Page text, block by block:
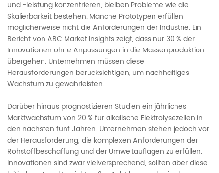
und -leistung konzentrieren, bleiben Probleme wie die
Skalierbarkeit bestehen. Manche Prototypen erfüllen
möglicherweise nicht die Anforderungen der Industrie. Ein
Bericht von ABC Market Insights zeigt, dass nur 30 % der
Innovationen ohne Anpassungen in die Massenproduktion
übergehen. Unternehmen müssen diese
Herausforderungen berücksichtigen, um nachhaltiges
Wachstum zu gewährleisten.
Darüber hinaus prognostizieren Studien ein jährliches
Marktwachstum von 20 % für alkalische Elektrolysezellen in
den nächsten fünf Jahren. Unternehmen stehen jedoch vor
der Herausforderung, die komplexen Anforderungen der
Rohstoffbeschaffung und der Umweltauflagen zu erfüllen.
Innovationen sind zwar vielversprechend, sollten aber diese